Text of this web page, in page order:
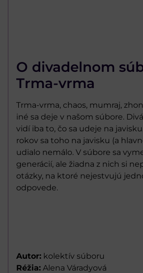
O divadelnom
Trma-vrma
Trma-vrma, chaos, mumraj,
iné sa deje v našom súbore.
vidí iba to, čo sa udeje na
rokov sa toho na javisku (a
udialo nemálo. V súbore sa
generácií, ale žiadna z nich si
otázky, na ktoré nejestvujú
odpovede.
Autor: kolektív súboru
Réžia: Alena Váradyová